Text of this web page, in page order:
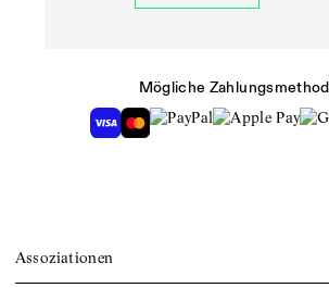
Mögliche
Assoziationen